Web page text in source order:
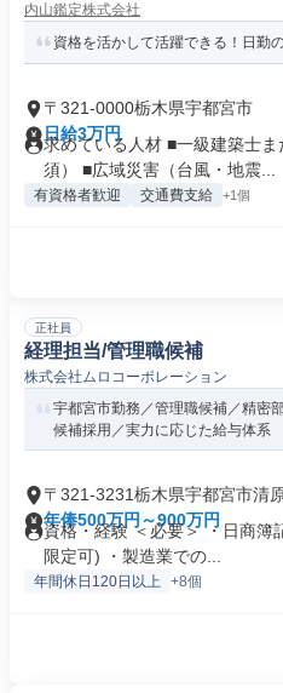
内山鑑定株式会社
資格を活かして活躍できる！日勤
〒321-0000栃木県宇都宮市
日給3万円
求めている人材 ■一級建築士
須） ■広域災害（台風・地震...
有資格者歓迎 交通費支給 +1個
正社員
経理担当/管理職候補
株式会社ムロコーポレーション
宇都宮市勤務／管理職候補／精密
候補採用／実力に応じた給与体系
〒321-3231栃木県宇都宮市清
年俸500万円～900万円
資格・経験 ＜必要＞ ・日商簿
限定可) ・製造業での...
年間休日120日以上 +8個